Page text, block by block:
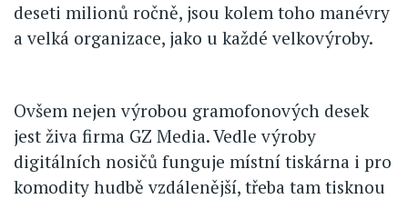
deseti milionů ročně, jsou kolem toho manévry
a velká organizace, jako u každé velkovýroby.
Ovšem nejen výrobou gramofonových desek
jest živa firma GZ Media. Vedle výroby
digitálních nosičů funguje místní tiskárna i pro
komodity hudbě vzdálenější, třeba tam tisknou